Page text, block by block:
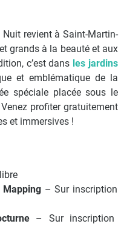
Nuit revient à Saint-Martin-
grands à la beauté et aux
c’est dans les jardins
et emblématique de la
spéciale placée sous le
profiter gratuitement
et immersives !
Mapping – Sur inscription
– Sur inscription